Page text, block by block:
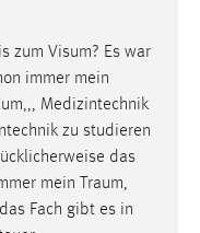
zum Visum? Es war
immer mein
,,, Medizintechnik
zu studieren
das
mein
Traum,
Fach gibt es in
anonym.
verstehen, wie